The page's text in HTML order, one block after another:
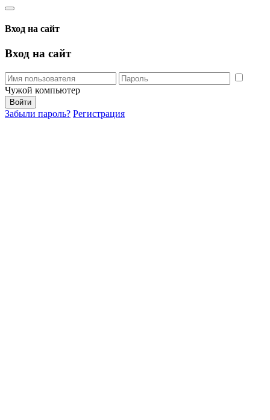
Вход на сайт
Вход на сайт
Чужой компьютер
Забыли пароль? Регистрация